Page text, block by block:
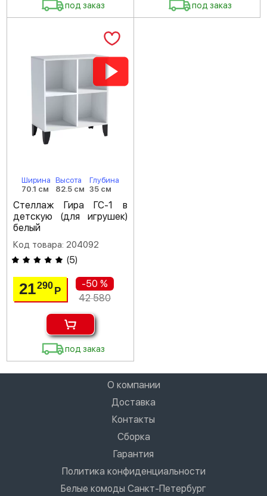
под заказ под заказ
Ширина
70.1 см
Высота
82.5 см
Глубина
35 см
Стеллаж Гира ГС-1 в
детскую (для игрушек)
белый
Код товара: 204092
(5)
21290Р
-50 %
42 580
под заказ
О компании
Доставка
Контакты
Сборка
Гарантия
Политика конфиденциальности
Белые комоды Санкт-Петербург